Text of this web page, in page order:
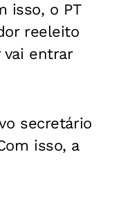
isso, o PT
reeleito
entrar
secretário
isso, a